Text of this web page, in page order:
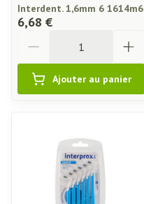
Interdent. 1,6mm 6 1614m6
6,68 €
Ajouter au panier